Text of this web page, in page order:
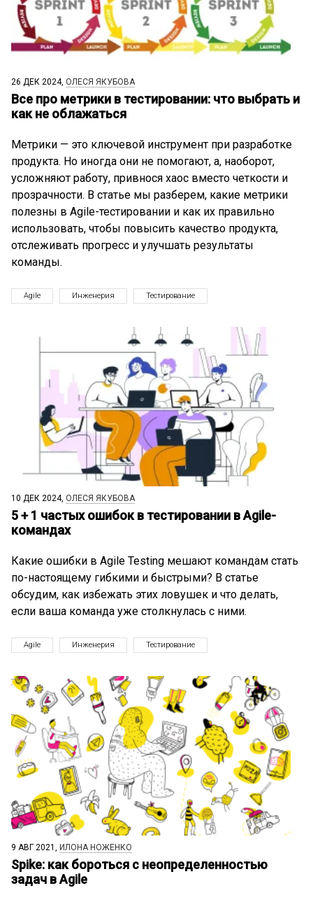
26 ДЕК 2024, ОЛЕСЯ ЯКУБОВА
Все про метрики в тестировании: что выбрать и
как не облажаться
Метрики — это ключевой инструмент при разработке
продукта. Но иногда они не помогают, а, наоборот,
усложняют работу, привнося хаос вместо четкости и
прозрачности. В статье мы разберем, какие метрики
полезны в Agile-тестировании и как их правильно
использовать, чтобы повысить качество продукта,
отслеживать прогресс и улучшать результаты
команды.
Agile Инженерия Тестирование
10 ДЕК 2024, ОЛЕСЯ ЯКУБОВА
5 + 1 частых ошибок в тестировании в Agile-
командах
Какие ошибки в Agile Testing мешают командам стать
по-настоящему гибкими и быстрыми? В статье
обсудим, как избежать этих ловушек и что делать,
если ваша команда уже столкнулась с ними.
Agile Инженерия Тестирование
9 АВГ 2021, ИЛОНА НОЖЕНКО
Spike: как бороться с неопределенностью
задач в Agile